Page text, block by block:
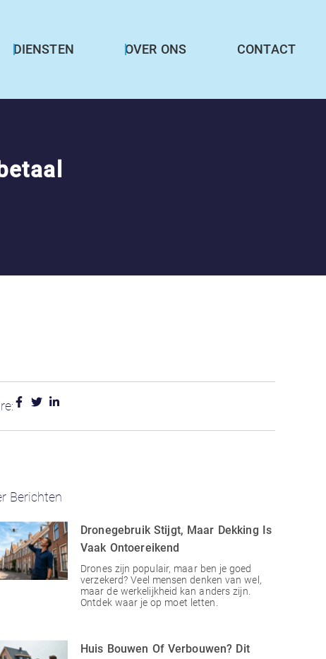
DIENSTEN OVER ONS CONTACT
Berichten
Dronegebruik Stijgt, Maar Dekking Is
Vaak Ontoereikend
Drones zijn populair, maar ben je goed
verzekerd? Veel mensen denken van wel,
maar de werkelijkheid kan anders zijn.
Ontdek waar je op moet letten.
Huis Bouwen Of Verbouwen? Dit